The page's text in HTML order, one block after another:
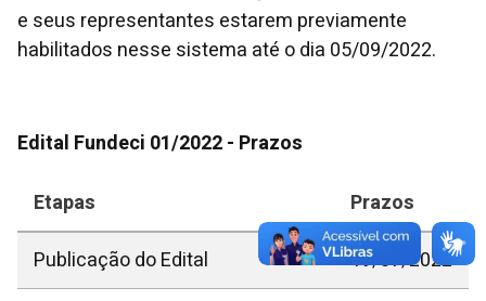
e seus representantes estarem previamente
habilitados nesse sistema até o dia 05/09/2022.
Edital Fundeci 01/2022 - Prazos
Etapas
Prazos
Publicação do Edital
19/07/2022